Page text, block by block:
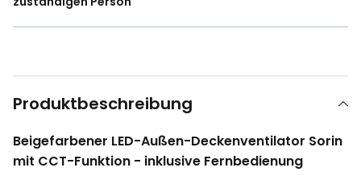
Produktbeschreibung
Beigefarbener LED-Außen-Deckenventilator Sorin
mit CCT-Funktion - inklusive Fernbedienung